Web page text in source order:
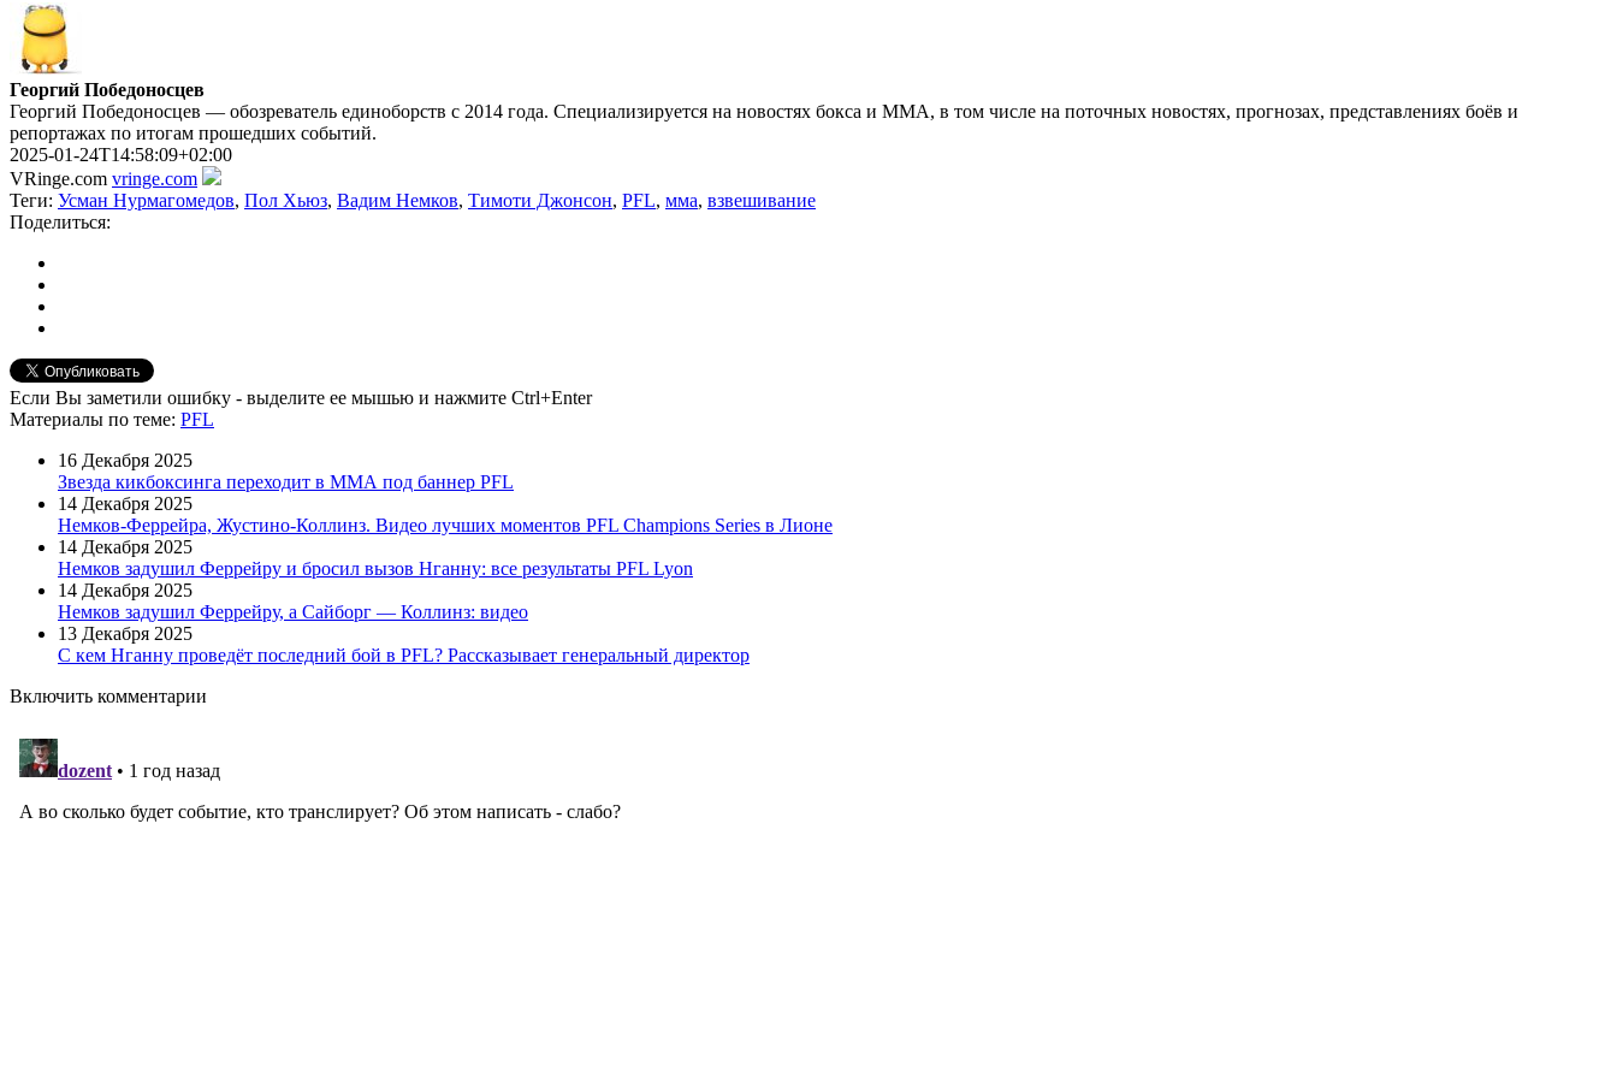
Георгий Победоносцев
Георгий Победоносцев — обозреватель единоборств с 2014 года. Специализируется на новостях бокса и ММА, в том числе на поточных новостях, прогнозах, представлениях боёв и
репортажах по итогам прошедших событий.
2025-01-24T14:58:09+02:00
VRinge.com vringe.com
Теги: Усман Нурмагомедов, Пол Хьюз, Вадим Немков, Тимоти Джонсон, PFL, мма, взвешивание
Поделиться:
Если Вы заметили ошибку - выделите ее мышью и нажмите Ctrl+Enter
Материалы по теме: PFL
16 Декабря 2025
Звезда кикбоксинга переходит в ММА под баннер PFL
14 Декабря 2025
Немков-Феррейра, Жустино-Коллинз. Видео лучших моментов PFL Champions Series в Лионе
14 Декабря 2025
Немков задушил Феррейру и бросил вызов Нганну: все результаты PFL Lyon
14 Декабря 2025
Немков задушил Феррейру, а Сайборг — Коллинз: видео
13 Декабря 2025
С кем Нганну проведёт последний бой в PFL? Рассказывает генеральный директор
Включить комментарии